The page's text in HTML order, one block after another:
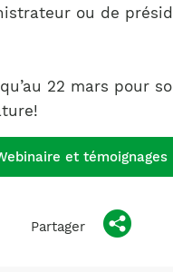
ou de
22 mars pour
et témoignages
Partager